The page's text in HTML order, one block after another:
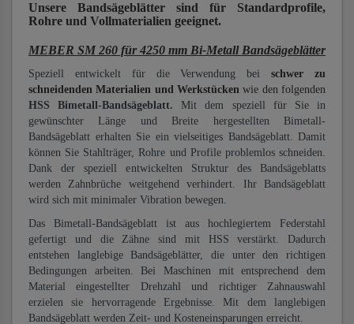
Unsere Bandsägeblätter sind für Standardprofile,
Rohre und Vollmaterialien geeignet.
MEBER SM 260 für 4250 mm Bi-Metall Bandsägeblätter
Speziell entwickelt für die Verwendung beischwer zu
schneidenden Materialien und Werkstücken wie den folgenden
HSS Bimetall-Bandsägeblatt. Mit dem speziell für Sie in
gewünschter Länge und Breite hergestellten Bimetall-
Bandsägeblatt erhalten Sie ein vielseitiges Bandsägeblatt. Damit
können Sie Stahlträger, Rohre und Profile problemlos schneiden.
Dank der speziell entwickelten Struktur des Bandsägeblatts
werden Zahnbrüche weitgehend verhindert. Ihr Bandsägeblatt
wird sich mit minimaler Vibration bewegen.
Das Bimetall-Bandsägeblatt ist aus hochlegiertem Federstahl
gefertigt und die Zähne sind mit HSS verstärkt. Dadurch
entstehen langlebige Bandsägeblätter, die unter den richtigen
Bedingungen arbeiten. Bei Maschinen mit entsprechend dem
Material eingestellter Drehzahl und richtiger Zahnauswahl
erzielen sie hervorragende Ergebnisse. Mit dem langlebigen
Bandsägeblatt werden Zeit- und Kosteneinsparungen erreicht.